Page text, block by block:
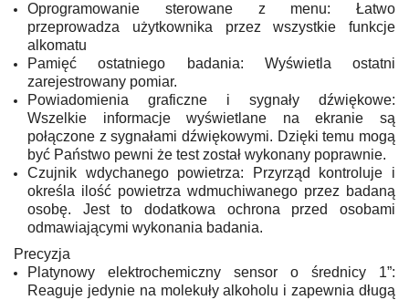
Oprogramowanie sterowane z menu: Łatwo
przeprowadza użytkownika przez wszystkie funkcje
alkomatu
Pamięć ostatniego badania: Wyświetla ostatni
zarejestrowany pomiar.
Powiadomienia graficzne i sygnały dźwiękowe:
Wszelkie informacje wyświetlane na ekranie są
połączone z sygnałami dźwiękowymi. Dzięki temu mogą
być Państwo pewni że test został wykonany poprawnie.
Czujnik wdychanego powietrza: Przyrząd kontroluje i
określa ilość powietrza wdmuchiwanego przez badaną
osobę. Jest to dodatkowa ochrona przed osobami
odmawiającymi wykonania badania.
Precyzja
Platynowy elektrochemiczny sensor o średnicy 1”:
Reaguje jedynie na molekuły alkoholu i zapewnia długą